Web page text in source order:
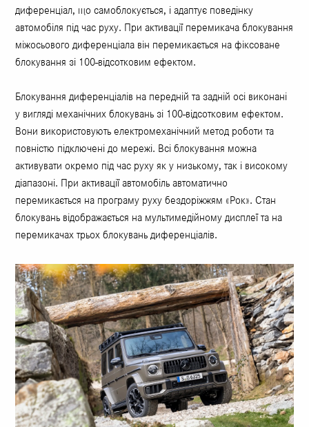
диференціал, що самоблокується, і адаптує поведінку
автомобіля під час руху. При активації перемикача блокування
міжосьового диференціала він перемикається на фіксоване
блокування зі 100-відсотковим ефектом.
Блокування диференціалів на передній та задній осі виконані
у вигляді механічних блокувань зі 100-відсотковим ефектом.
Вони використовують електромеханічний метод роботи та
повністю підключені до мережі. Всі блокування можна
активувати окремо під час руху як у низькому, так і високому
діапазоні. При активації автомобіль автоматично
перемикається на програму руху бездоріжжям «Рок». Стан
блокувань відображається на мультимедійному дисплеї та на
перемикачах трьох блокувань диференціалів.